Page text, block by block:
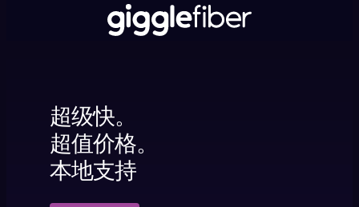
超级快。
超值价格。
本地支持